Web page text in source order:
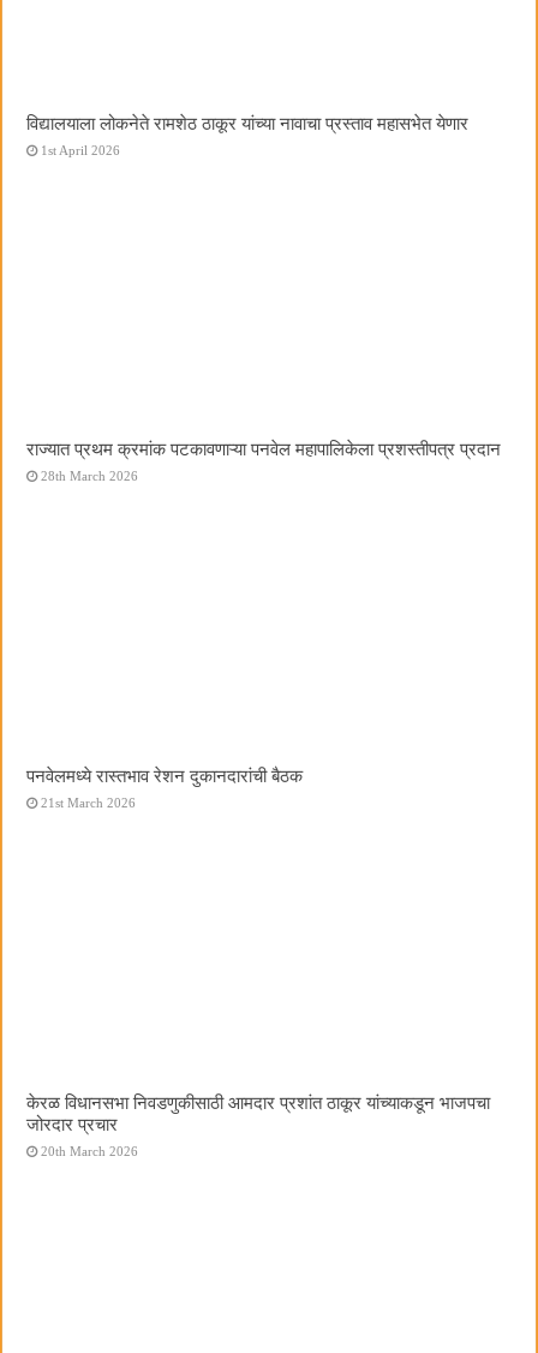
विद्यालयाला लोकनेते रामशेठ ठाकूर यांच्या नावाचा प्रस्ताव महासभेत येणार
1st April 2026
राज्यात प्रथम क्रमांक पटकावणाऱ्या पनवेल महापालिकेला प्रशस्तीपत्र प्रदान
28th March 2026
पनवेलमध्ये रास्तभाव रेशन दुकानदारांची बैठक
21st March 2026
केरळ विधानसभा निवडणुकीसाठी आमदार प्रशांत ठाकूर यांच्याकडून भाजपचा
जोरदार प्रचार
20th March 2026